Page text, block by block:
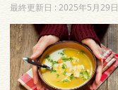
最終更新日 : 2025年5月29日